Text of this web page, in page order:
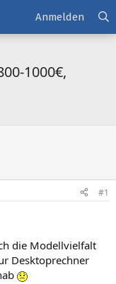
Anmelden
1000€,
#1
die Modellvielfalt
Desktoprechner